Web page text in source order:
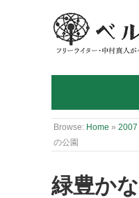
Browse: Home » 2007
の公園
緑豊か